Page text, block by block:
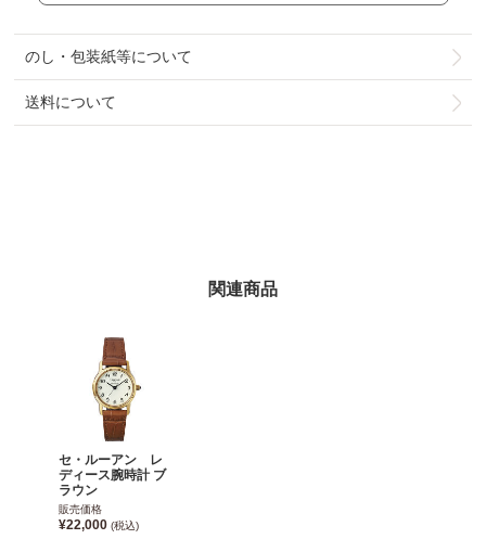
のし・包装紙等について
送料について
関連商品
セ・ルーアン レ
ディース腕時計 ブ
ラウン
販売価格
¥22,000 (税込)